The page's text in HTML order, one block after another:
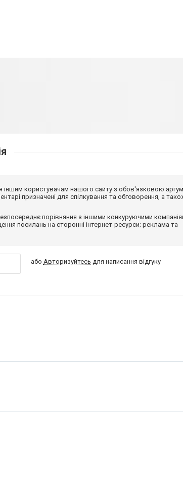
іншим користувачам нашого сайту з обов'язковою
призначені для спілкування та обговорення, а
порівняння з іншими конкуруючими
посилань на сторонні інтернет-ресурси; реклама та
або Авторизуйтесь для написання відгуку